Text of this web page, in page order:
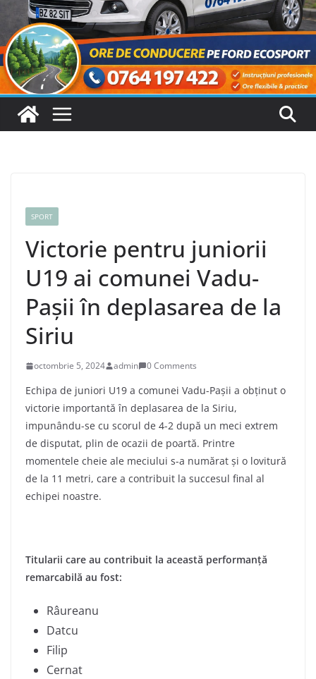
SPORT
Victorie pentru juniorii
U19 ai comunei Vadu-
Pașii în deplasarea de la
Siriu
octombrie 5, 2024 admin 0 Comments
Echipa de juniori U19 a comunei Vadu-Pașii a obținut o
victorie importantă în deplasarea de la Siriu,
impunându-se cu scorul de 4-2 după un meci extrem
de disputat, plin de ocazii de poartă. Printre
momentele cheie ale meciului s-a numărat și o lovitură
de la 11 metri, care a contribuit la succesul final al
echipei noastre.
Titularii care au contribuit la această performanță
remarcabilă au fost:
Râureanu
Datcu
Filip
Cernat